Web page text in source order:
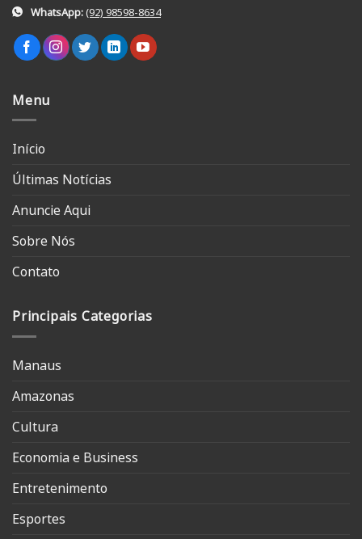
WhatsApp:(92) 98598-8634
Menu
Início
Últimas Notícias
Anuncie Aqui
Sobre Nós
Contato
Principais Categorias
Manaus
Amazonas
Cultura
Economia e Business
Entretenimento
Esportes